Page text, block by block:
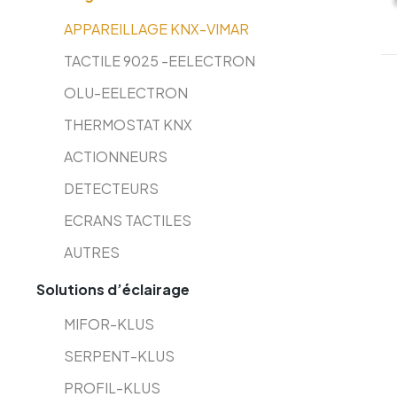
APPAREILLAGE KNX-VIMAR
TACTILE 9025 -EELECTRON
OLU-EELECTRON
THERMOSTAT KNX
ACTIONNEURS
DETECTEURS
ECRANS TACTILES
AUTRES
Solutions d’éclairage
MIFOR-KLUS
SERPENT-KLUS
PROFIL-KLUS